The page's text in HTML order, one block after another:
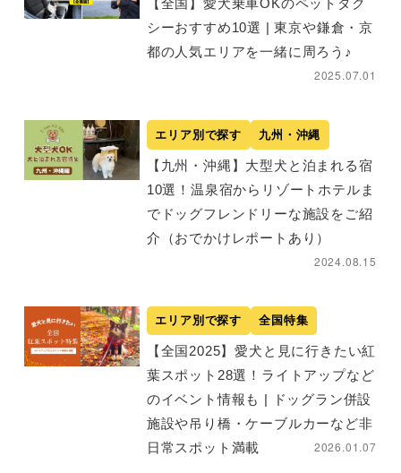
【全国】愛犬乗車OKのペットタク
シーおすすめ10選 | 東京や鎌倉・京
都の人気エリアを一緒に周ろう♪
2025.07.01
エリア別で探す 九州・沖縄
【九州・沖縄】大型犬と泊まれる宿
10選！温泉宿からリゾートホテルま
でドッグフレンドリーな施設をご紹
介（おでかけレポートあり）
2024.08.15
エリア別で探す 全国特集
【全国2025】愛犬と見に行きたい紅
葉スポット28選！ライトアップなど
のイベント情報も | ドッグラン併設
施設や吊り橋・ケーブルカーなど非
日常スポット満載
2026.01.07